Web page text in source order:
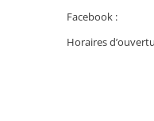
Facebook :
Horaires